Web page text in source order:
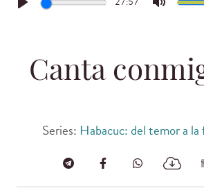
Play Mute
Canta
Series: Habacuc: del temor a la